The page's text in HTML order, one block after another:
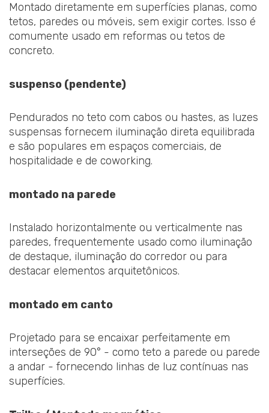
Montado diretamente em superfícies planas, como
tetos, paredes ou móveis, sem exigir cortes. Isso é
comumente usado em reformas ou tetos de
concreto.
suspenso (pendente)
Pendurados no teto com cabos ou hastes, as luzes
suspensas fornecem iluminação direta equilibrada
e são populares em espaços comerciais, de
hospitalidade e de coworking.
montado na parede
Instalado horizontalmente ou verticalmente nas
paredes, frequentemente usado como iluminação
de destaque, iluminação do corredor ou para
destacar elementos arquitetônicos.
montado em canto
Projetado para se encaixar perfeitamente em
interseções de 90° - como teto a parede ou parede
a andar - fornecendo linhas de luz contínuas nas
superfícies.